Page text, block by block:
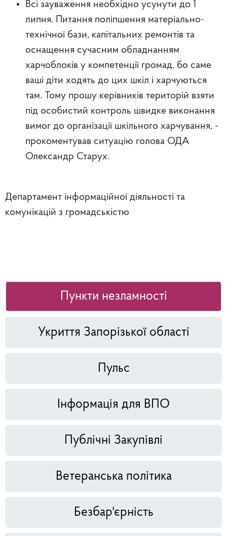
Всі зауваження необхідно усунути до 1
липня. Питання поліпшення матеріально-
технічної бази, капітальних ремонтів та
оснащення сучасним обладнанням
харчоблоків у компетенції громад, бо саме
ваші діти ходять до цих шкіл і харчуються
там. Тому прошу керівників територій взяти
під особистий контроль швидке виконання
вимог до організації шкільного харчування, -
прокоментував ситуацію голова ОДА
Олександр Старух.
Департамент інформаційної діяльності та
комунікацій з громадськістю
Пункти незламності
Укриття Запорізької області
Пульс
Інформація для ВПО
Публічні Закупівлі
Ветеранська політика
Безбар'єрність